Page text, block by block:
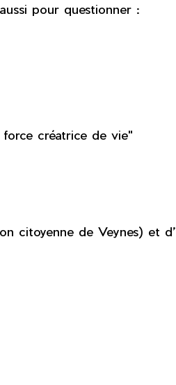
pour questionner :
créatrice de vie"
citoyenne de Veynes) et d’